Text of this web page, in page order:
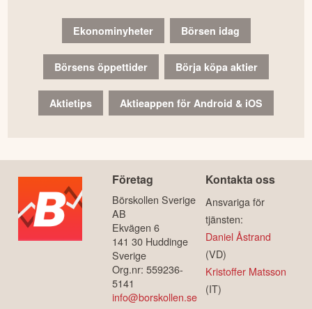
Ekonominyheter Börsen idag
Börsens öppettider Börja köpa aktier
Aktietips Aktieappen för Android & iOS
Företag
Börskollen Sverige
AB
Ekvägen 6
141 30 Huddinge
Sverige
Org.nr: 559236-
5141
info@borskollen.se
Kontakta oss
Ansvariga för
tjänsten:
Daniel Åstrand
(VD)
Kristoffer Matsson
(IT)